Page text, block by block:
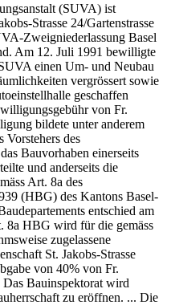
(SUVA) ist
Strasse 24/Gartenstrasse
Zweigniederlassung Basel
Am 12. Juli 1991 bewilligte
einen Um- und Neubau
vergrössert sowie
geschaffen
von Fr.
bildete unter anderem
Vorstehers des
Bauvorhaben einerseits
und anderseits die
Art. 8a des
(HBG) des Kantons Basel-
entschied am
8a HBG wird für die gemäss
zugelassene
St. Jakobs-Strasse
von 40% von Fr.
Bauinspektorat wird
zu eröffnen. ... Die